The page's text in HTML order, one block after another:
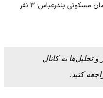
حمله هوایی دشمن به یک آپارتمان مسکونی بندرعباس؛ ۳ نفر
تحلیل‌ها به کانال
کنید.